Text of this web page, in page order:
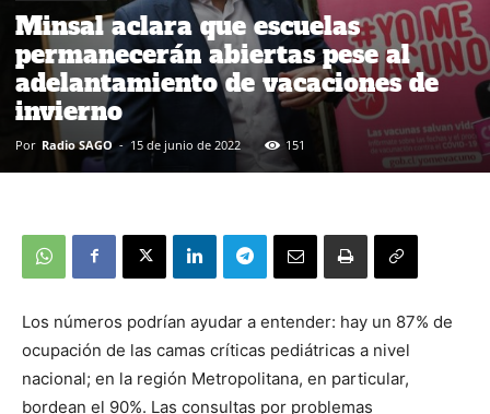
Minsal aclara que escuelas
permanecerán abiertas pese al
adelantamiento de vacaciones de
invierno
Por Radio SAGO - 15 de junio de 2022 151
Los números podrían ayudar a entender: hay un 87% de
ocupación de las camas críticas pediátricas a nivel
nacional; en la región Metropolitana, en particular,
bordean el 90%. Las consultas por problemas